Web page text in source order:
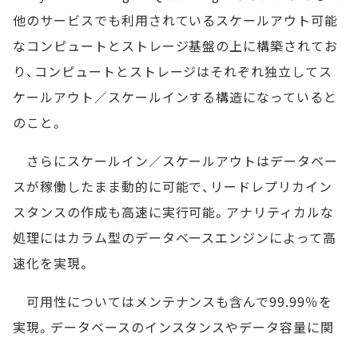
他のサービスでも利用されているスケールアウト可能
なコンピュートとストレージ基盤の上に構築されてお
り、コンピュートとストレージはそれぞれ独立してス
ケールアウト／スケールインする構造になっていると
のこと。
さらにスケールイン／スケールアウトはデータベー
スが稼働したまま動的に可能で、リードレプリカイン
スタンスの作成も高速に実行可能。アナリティカルな
処理にはカラム型のデータベースエンジンによって高
速化を実現。
可用性についてはメンテナンスも含んで99.99％を
実現。データベースのインスタンスやデータ容量に関